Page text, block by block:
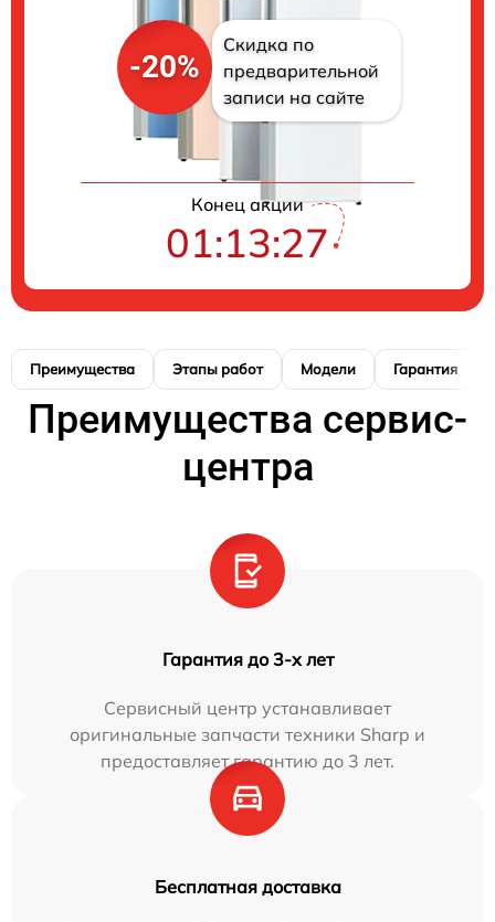
-20%
Скидка по
предварительной
записи на сайте
Конец акции
01:13:26
Преимущества Этапы работ Модели Гарантия
Преимущества сервис-
центра
Гарантия до 3-х лет
Сервисный центр устанавливает
оригинальные запчасти техники Sharp и
предоставляет гарантию до 3 лет.
Бесплатная доставка